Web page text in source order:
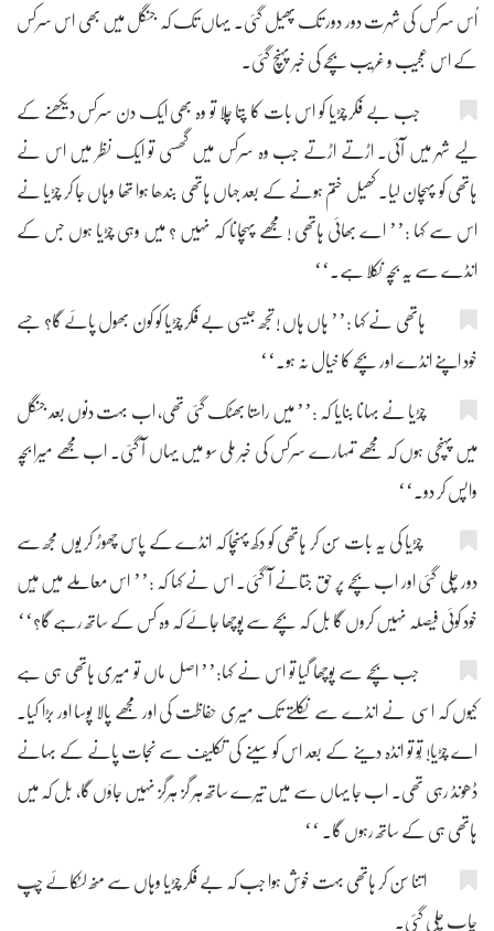
اُس سرکس کی شہرت دور دور تک پھیل گئی۔ یہاں تک کہ جنگل میں بھی اس سرکس
کے اس عجیب و غریب بچّے کی خبر پہنچ گئی۔
جب بے فکر چڑیا کو اس بات کا پتا چلا تو وہ بھی ایک دن سرکس دیکھنے کے
لیے شہر میں آئی۔ اڑتے اڑتے جب وہ سرکس میں گھسی تو ایک نظر میں اس نے
ہاتھی کو پہچان لیا۔ کھیل ختم ہونے کے بعد جہاں ہاتھی بندھا ہوا تھا وہاں جا کر چڑیا نے
اس سے کہا :’’ اے بھائی ہاتھی ! مجھے پہچانا کہ نہیں ؟ میں وہی چڑیا ہوں جس کے
انڈے سے یہ بچّہ نکلا ہے۔‘‘
ہاتھی نے کہا :’’ ہاں ہاں ! تجھ جیسی بے فکر چڑیا کو کون بھول پائے گا؟ جسے
خود اپنے انڈے اور بچّے کا خیال نہ ہو۔‘‘
چڑیا نے بہانا بنایا کہ :’’ میں راستا بھٹک گئی تھی، اب بہت دنوں بعد جنگل
میں پہنچی ہوں کہ مجھے تمہارے سرکس کی خبر ملی سو میں یہاں آ گئی۔ اب مجھے میرا بچّہ
واپس کر دو۔‘‘
چڑیا کی یہ بات سُن کر ہاتھی کو دکھ پہنچا کہ انڈے کے پاس چھوڑ کر یوں مجھ سے
دور چلی گئی اور اب بچّے پر حق جتانے آ گئی۔ اس نے کہا کہ :’’ اس معاملے میں مَیں
خود کوئی فیصلہ نہیں کروں گا بل کہ بچّے سے پوچھا جائے کہ وہ کس کے ساتھ رہے گا؟‘‘
جب بچّے سے پوچھا گیا تو اس نے کہا:’’ اصل ماں تو میری ہاتھی ہی ہے
کیوں کہ اسی نے انڈے سے نکلتے تک میری حفاظت کی اور مجھے پالا پوسا اور بڑا کیا۔
اے چڑیا! تُو تو انڈہ دینے کے بعد اس کو سینے کی تکلیف سے نجات پانے کے بہانے
ڈھونڈ رہی تھی۔ اب جا یہاں سے میں تیرے ساتھ ہر گز ہرگز نہیں جاؤں گا، بل کہ میں
ہاتھی ہی کے ساتھ رہوں گا۔ ‘‘
اتنا سُن کر ہاتھی بہت خوش ہوا جب کہ بے فکر چڑیا وہاں سے منھ لٹکائے چُپ
چاپ چلی گئی۔